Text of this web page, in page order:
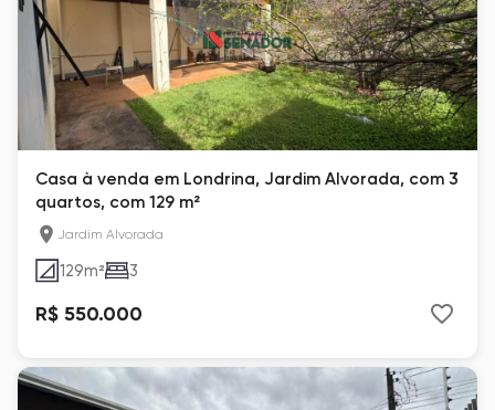
Casa à venda em Londrina, Jardim Alvorada, com 3
quartos, com 129 m²
Jardim Alvorada
129m² 3
R$ 550.000